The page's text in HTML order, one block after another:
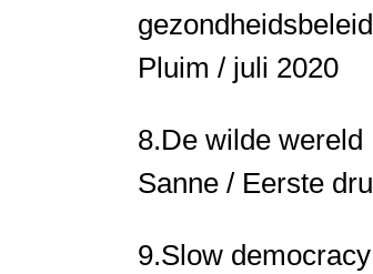
gezondheidsbeleid
Pluim / juli 2020
8.De wilde
Sanne / Eerste
9.Slow